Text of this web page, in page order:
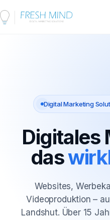
Digital Marketing
Digitales
das
Websites,
Videoproduktion –
Landshut. Über 15